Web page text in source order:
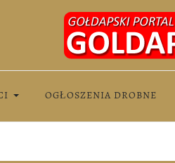
OGŁOSZENIA DROBNE